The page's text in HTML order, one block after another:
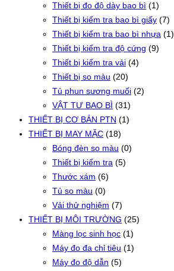
Thiết bị đo độ dày bao bì (1)
Thiết bị kiểm tra bao bì giấy (7)
Thiết bị kiểm tra bao bì nhựa (1)
Thiết bị kiểm tra độ cứng (9)
Thiết bị kiểm tra vải (4)
Thiết bị so màu (20)
Tủ phun sương muối (2)
VẬT TƯ BAO BÌ (31)
THIẾT BỊ CƠ BẢN PTN (1)
THIẾT BỊ MAY MẶC (18)
Bóng đèn so màu (0)
Thiết bị kiểm tra (5)
Thước xám (6)
Tủ so màu (0)
Vải thử nghiệm (7)
THIẾT BỊ MÔI TRƯỜNG (25)
Màng lọc sinh học (1)
Máy đo đa chỉ tiêu (1)
Máy đo độ dẫn (5)